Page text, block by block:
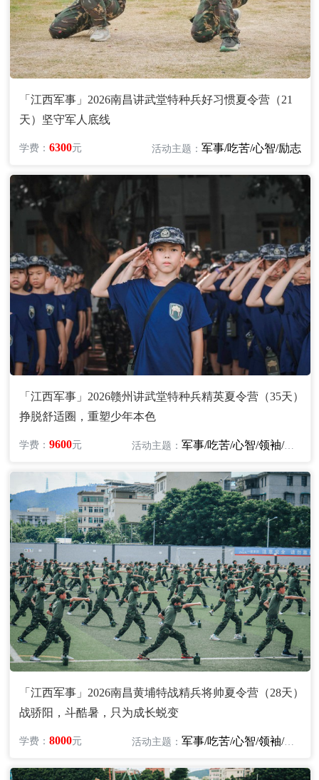
「江西军事」2026南昌讲武堂特种兵好习惯夏令营（21
天）坚守军人底线
学费：6300元 活动主题： 军事/吃苦/心智/励志
「江西军事」2026赣州讲武堂特种兵精英夏令营（35天）
挣脱舒适圈，重塑少年本色
学费：9600元 活动主题：军事/吃苦/心智/领袖/励志
「江西军事」2026南昌黄埔特战精兵将帅夏令营（28天）
战骄阳，斗酷暑，只为成长蜕变
学费：8000元 活动主题：军事/吃苦/心智/领袖/励志